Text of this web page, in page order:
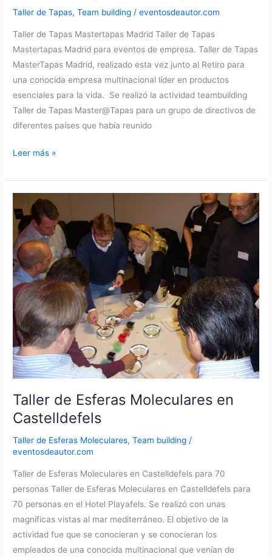
Taller de Tapas,Team building /eventosdeautor.com
Taller de Tapas Mastertapas Madrid Taller de Tapas
Mastertapas Madrid para eventos de empresa. Taller de Tapas
MasterTapas Madrid, realizado esta vez junto al Retiro para
una conocida empresa multinacional líder en productos
esenciales para la vida. Se realizó la actividad teambuilding
Taller de Tapas Master@Tapas para un grupo de directivos de
diferentes países que había reunido
Taller
Tapas
MasterTapas
Madrid
Leer más »
Taller de Esferas Moleculares en
Castelldefels
Taller de Esferas Moleculares,Team building /
eventosdeautor.com
Taller de Esferas Moleculares en Castelldefels para 70
personas Taller de Esferas Moleculares en Castelldefels para
70 personas en el Hotel Playafels. Se realizó con unas
magníficas vistas al mar mediterráneo. El objetivo de la
actividad fue que se conocieran y se conocieran los
empleados de una conocida multinacional que venían de